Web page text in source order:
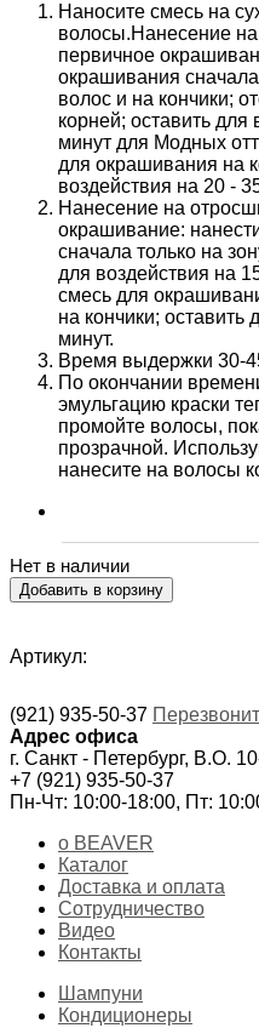
Наносите смесь на
волосы.Нанесение
первичное
окрашивания
волос и на кончики;
корней; оставить для
минут для Модных
для окрашивания на
воздействия на 20 -
Нанесение на
окрашивание:
сначала только на
для воздействия на
смесь для
на кончики; оставить
минут.
Время выдержки 30-
По окончании
эмульгацию краски
промойте волосы,
прозрачной.
нанесите на волосы
Нет в наличии
Артикул:
(921) 935-50-37
Адрес офиса
г. Санкт - Петербург, В.О.
+7 (921) 935-50-37
Пн-Чт: 10:00-18:00, Пт:
о BEAVER
Каталог
Доставка и оплата
Сотрудничество
Видео
Контакты
Шампуни
Кондиционеры